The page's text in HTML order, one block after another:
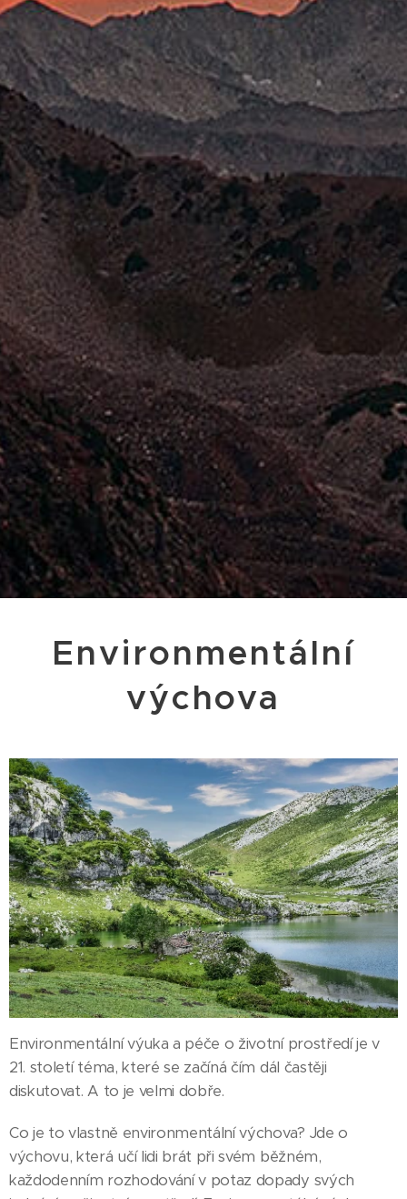
Environmentální
výchova
Environmentální výuka a péče o životní prostředí je v
21. století téma, které se začíná čím dál častěji
diskutovat. A to je velmi dobře.
Co je to vlastně environmentální výchova? Jde o
výchovu, která učí lidi brát při svém běžném,
každodenním rozhodování v potaz dopady svých